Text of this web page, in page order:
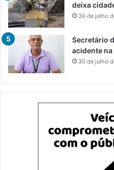
deixa
30 de julho
Secretário
acidente
30 de julho